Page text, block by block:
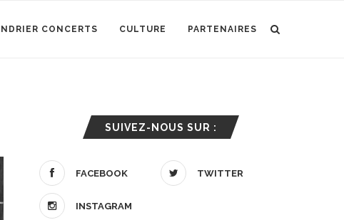
CONCERTS CULTURE PARTENAIRES
SUIVEZ-NOUS SUR :
FACEBOOK TWITTER
INSTAGRAM